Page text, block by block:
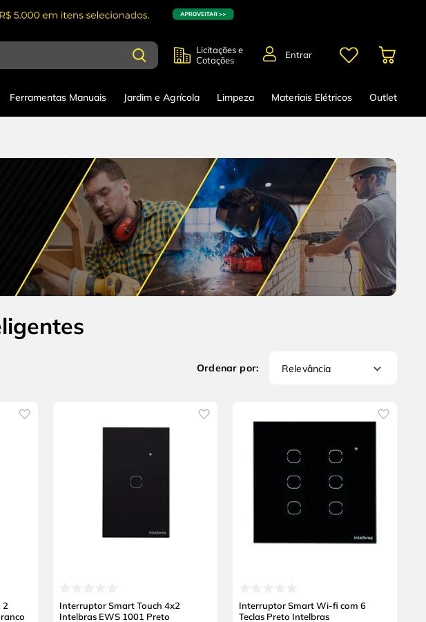
Licitações e
Cotações
Entrar
Ferramentas Manuais Jardim e Agrícola Limpeza Materiais Elétricos Outlet
Relevância
2
Interruptor Smart Touch 4x2
Intelbras EWS 1001 Preto
Interruptor Smart Wi-fi com 6
Teclas Preto Intelbras